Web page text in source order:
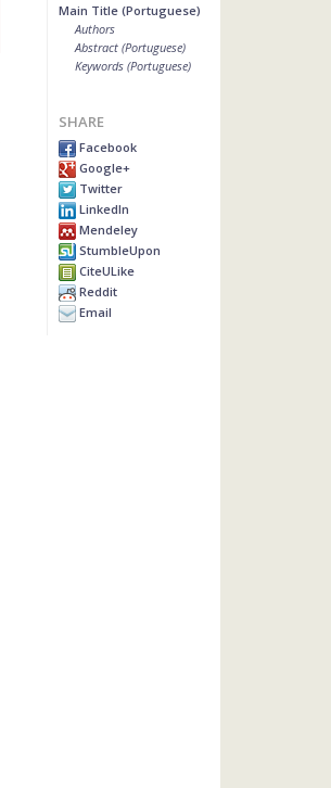
Main Title (Portuguese)
Authors
Abstract (Portuguese)
Keywords (Portuguese)
SHARE
Facebook
Google+
Twitter
LinkedIn
Mendeley
StumbleUpon
CiteULike
Reddit
Email